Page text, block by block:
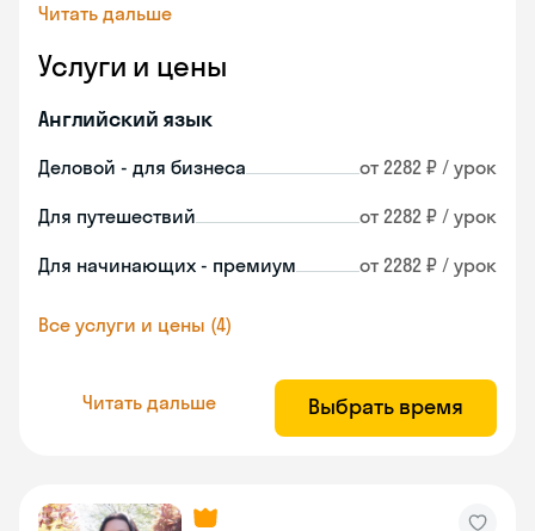
Читать дальше
Услуги и цены
Английский язык
Деловой - для бизнеса от 2282 ₽ / урок
Для путешествий от 2282 ₽ / урок
Для начинающих - премиум от 2282 ₽ / урок
Все услуги и цены (4)
Читать дальше Выбрать время